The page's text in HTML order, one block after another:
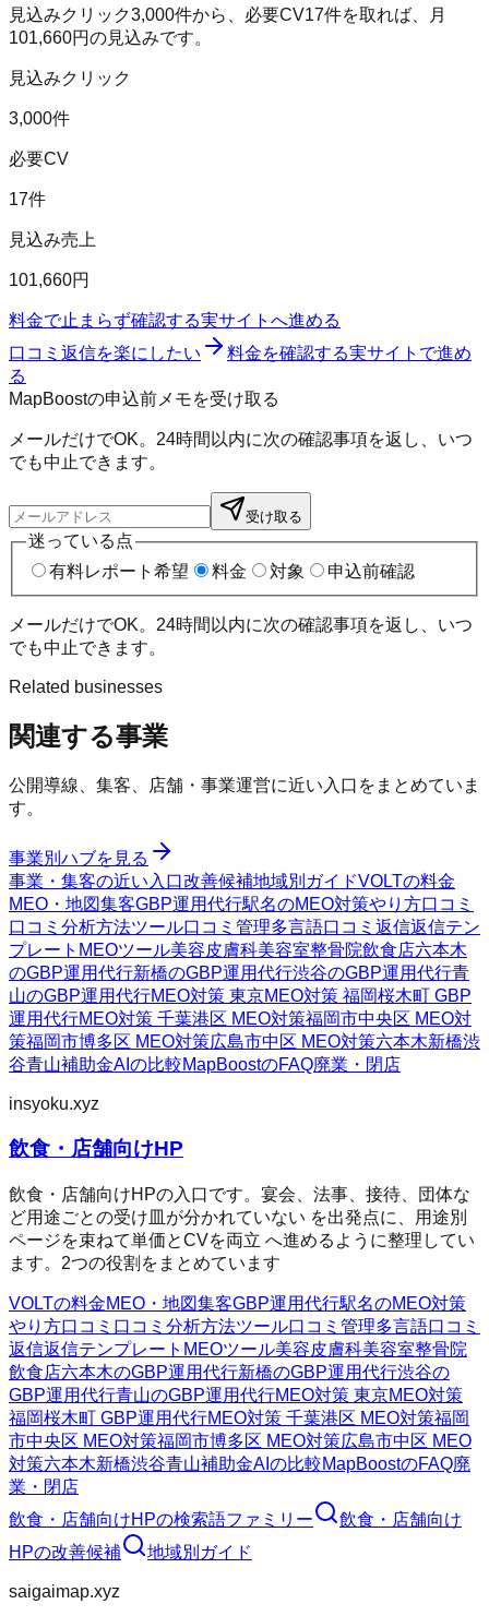
見込みクリック3,000件から、必要CV17件を取れば、月
101,660円の見込みです。
見込みクリック
3,000件
必要CV
17件
見込み売上
101,660円
料金で止まらず確認する実サイトへ進める
口コミ返信を楽にしたい
料金を確認する実サイトで進め
る
MapBoostの申込前メモを受け取る
メールだけでOK。24時間以内に次の確認事項を返し、いつ
でも中止できます。
受け取る
迷っている点
有料レポート希望
料金 対象 申込前確認
メールだけでOK。24時間以内に次の確認事項を返し、いつ
でも中止できます。
Related businesses
関連する事業
公開導線、集客、店舗・事業運営に近い入口をまとめていま
す。
事業別ハブを見る
事業・集客の近い入口改善候補地域別ガイドVOLTの料金
MEO・地図集客GBP運用代行駅名のMEO対策やり方口コミ
口コミ分析方法ツール口コミ管理多言語口コミ返信返信テン
プレート MEOツール美容皮膚科美容室整骨院飲食店六本木
のGBP運用代行新橋のGBP運用代行渋谷のGBP運用代行青
山のGBP運用代行MEO対策 東京MEO対策 福岡桜木町 GBP
運用代行MEO対策 千葉港区 MEO対策福岡市中央区 MEO対
策福岡市博多区 MEO対策広島市中区 MEO対策六本木新橋渋
谷青山補助金AIの比較MapBoostのFAQ廃業・閉店
insyoku.xyz
飲食・店舗向けHP
飲食・店舗向けHPの入口です。宴会、法事、接待、団体な
ど用途ごとの受け皿が分かれていない を出発点に、用途別
ページを束ねて単価とCVを両立 へ進めるように整理してい
ます。2つの役割をまとめています
VOLTの料金MEO・地図集客GBP運用代行駅名のMEO対策
やり方口コミ 口コミ分析方法ツール口コミ管理多言語口コミ
返信返信テンプレート MEOツール美容皮膚科美容室整骨院
飲食店六本木のGBP運用代行新橋のGBP運用代行渋谷の
GBP運用代行青山のGBP運用代行MEO対策 東京MEO対策
福岡桜木町 GBP運用代行MEO対策 千葉港区 MEO対策福岡
市中央区 MEO対策福岡市博多区 MEO対策広島市中区 MEO
対策六本木新橋渋谷青山補助金AIの比較MapBoostのFAQ廃
業・閉店
飲食・店舗向けHPの検索語ファミリー
飲食・店舗向け
HPの改善候補 地域別ガイド
saigaimap.xyz